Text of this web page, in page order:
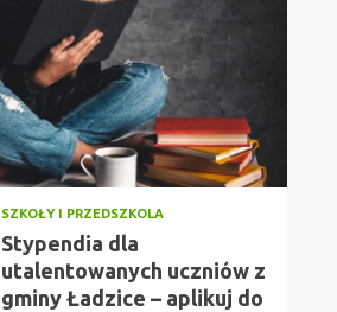
SZKOŁY I PRZEDSZKOLA
Stypendia dla
utalentowanych uczniów z
gminy Ładzice – aplikuj do